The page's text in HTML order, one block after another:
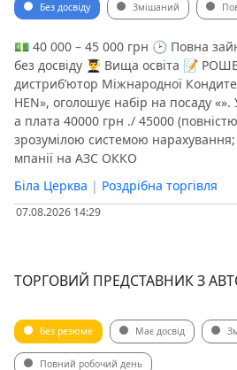
Без досвіду Змішаний
💵 40 000 – 45 000 грн 🕑 Повна
без досвіду 👨‍🎓 Вища освіта 📝
дистриб’ютор Міжнародної
HEN», оголошує набір на посаду
а плата 40000 грн ./ 45000
зрозумілою системою
мпанії на АЗС ОККО
Біла Церква | Роздрібна торгівля
07.08.2026 14:29
ТОРГОВИЙ ПРЕДСТАВНИК З
Без резюме Має досвід
Повний робочий день